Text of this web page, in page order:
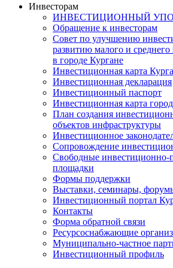
Инвесторам
ИНВЕСТИЦИОННЫЙ
Обращение к инвесторам
Совет по улучшению
развитию малого и
в городе Кургане
Инвестиционная карта
Инвестиционная декларация
Инвестиционный паспорт
Инвестиционная карта
План создания
объектов инфраструктуры
Инвестиционное
Сопровождение
Свободные инвестиционно-
площадки
Формы поддержки
Выставки, семинары,
Инвестиционный портал
Контакты
Форма обратной связи
Ресурсоснабжающие
Муниципально-частное
Инвестиционный профиль